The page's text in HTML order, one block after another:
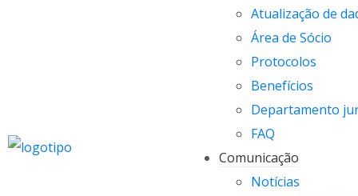
Atualização de
Área de Sócio
Protocolos
Benefícios
Departamento
FAQ
Comunicação
Notícias